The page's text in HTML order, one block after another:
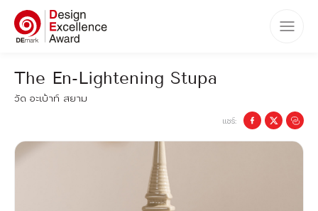
หน้าแรก
รางวัล
เกณฑ์การตัดสิน
The En-Lightening Stupa
วัด อะเบ้าท์ สยาม
แชร์: